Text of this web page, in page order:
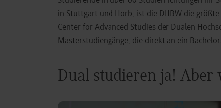
in Stuttgart und Horb, ist die DHBW die
Center for Advanced Studies der Dualen
Masterstudiengänge, die direkt an ein
Dual studieren ja! Aber